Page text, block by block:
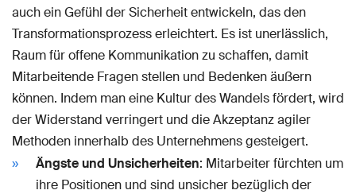
auch ein Gefühl der Sicherheit entwickeln, das den
Transformationsprozess erleichtert. Es ist unerlässlich,
Raum für offene Kommunikation zu schaffen, damit
Mitarbeitende Fragen stellen und Bedenken äußern
können. Indem man eine Kultur des Wandels fördert, wird
der Widerstand verringert und die Akzeptanz agiler
Methoden innerhalb des Unternehmens gesteigert.
Ängste und Unsicherheiten: Mitarbeiter fürchten um
ihre Positionen und sind unsicher bezüglich der